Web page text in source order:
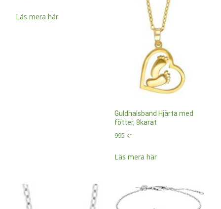
Läs mera här
Guldhalsband Hjärta med
fötter, 8karat
995 kr
Läs mera här